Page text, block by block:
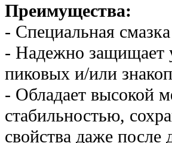
Преимущества:
- Специальная
- Надежно защищает
пиковых и/или
- Обладает высокой
стабильностью,
свойства даже после